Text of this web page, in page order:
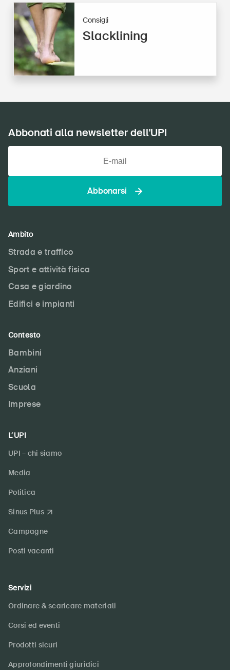
Consigli
Slacklining
Abbonati alla newsletter dell'UPI
Abbonarsi
Ambito
Strada e traffico
Sport e attività fisica
Casa e giardino
Edifici e impianti
Contesto
Bambini
Anziani
Scuola
Imprese
L’UPI
UPI – chi siamo
Media
Politica
Sinus Plus
Campagne
Posti vacanti
Servizi
Ordinare & scaricare materiali
Corsi ed eventi
Prodotti sicuri
Approfondimenti giuridici